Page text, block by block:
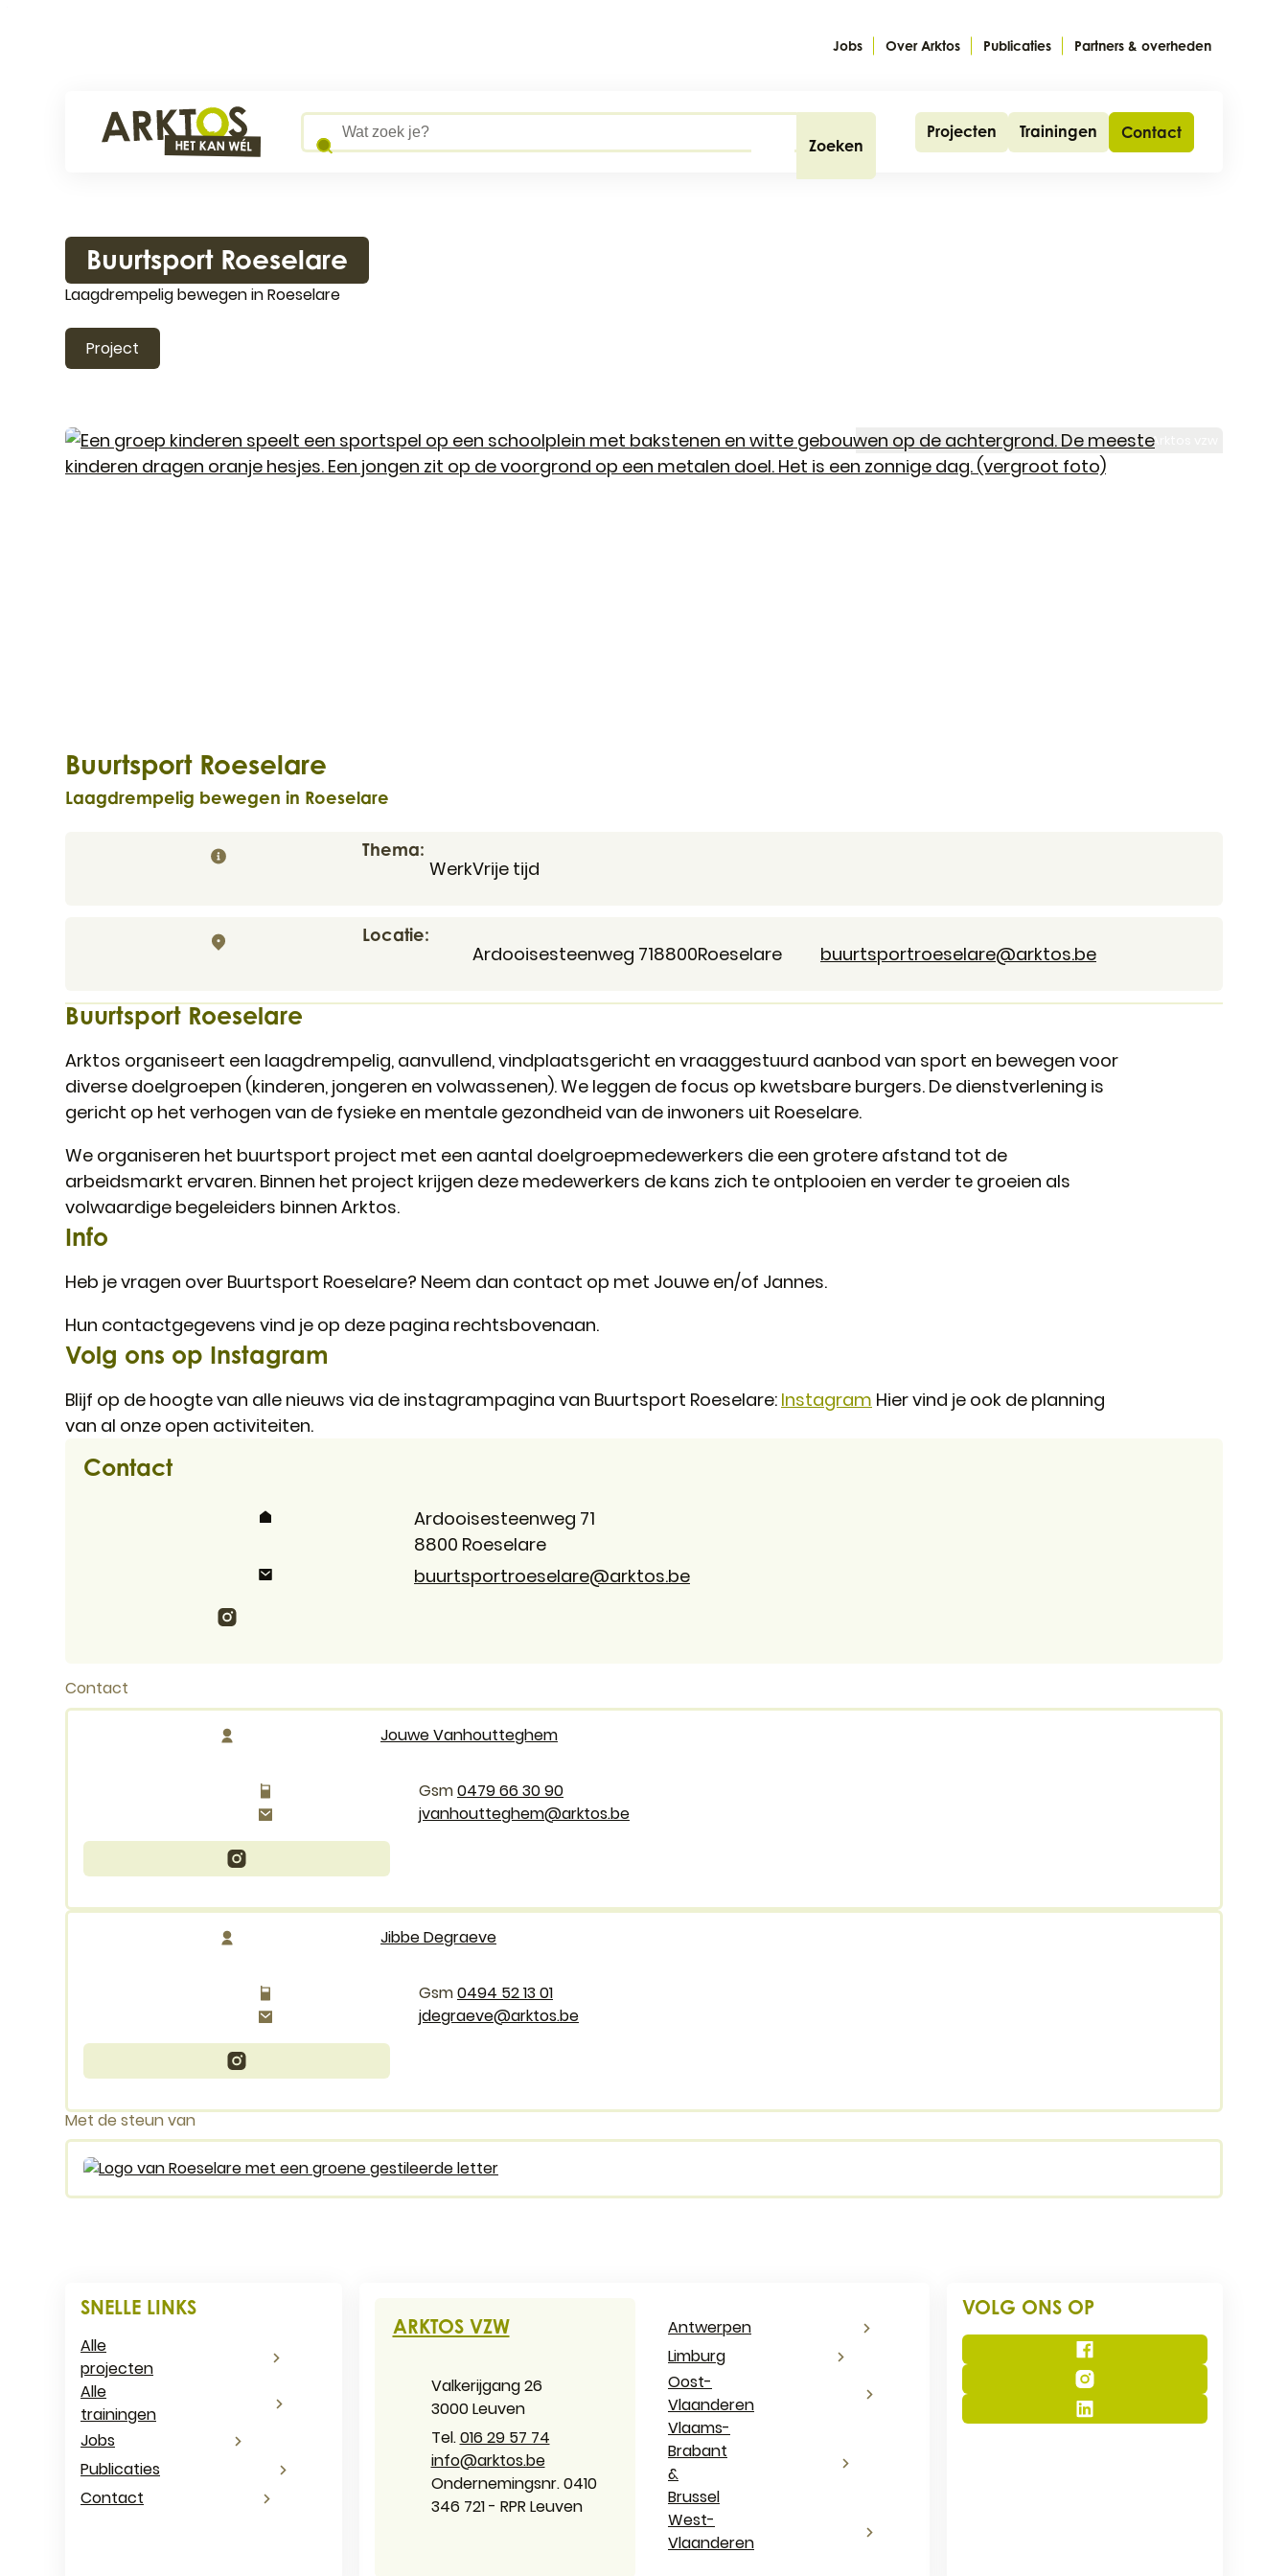
Jobs Over Arktos Publicaties Partners & overheden
Arktos Wat zoek je?
Zoeken
Projecten Trainingen Contact
Buurtsport Roeselare
Laagdrempelig bewegen in Roeselare
Project
Arktos vzw
Buurtsport Roeselare
Laagdrempelig bewegen in Roeselare
Thema
WerkVrije tijd
Locatie
AdresArdooisesteenweg 71,8800Roeselare
E-mail buurtsportroeselare@arktos.be
Buurtsport Roeselare
Arktos organiseert een laagdrempelig, aanvullend, vindplaatsgericht en vraaggestuurd aanbod van sport en bewegen voor
diverse doelgroepen (kinderen, jongeren en volwassenen). We leggen de focus op kwetsbare burgers. De dienstverlening is
gericht op het verhogen van de fysieke en mentale gezondheid van de inwoners uit Roeselare.
We organiseren het buurtsport project met een aantal doelgroepmedewerkers die een grotere afstand tot de
arbeidsmarkt ervaren. Binnen het project krijgen deze medewerkers de kans zich te ontplooien en verder te groeien als
volwaardige begeleiders binnen Arktos.
Info
Heb je vragen over Buurtsport Roeselare? Neem dan contact op met Jouwe en/of Jannes.
Hun contactgegevens vind je op deze pagina rechtsbovenaan.
Volg ons op Instagram
Blijf op de hoogte van alle nieuws via de instagrampagina van Buurtsport Roeselare: Instagram Hier vind je ook de planning
van al onze open activiteiten.
Contact
Ardooisesteenweg 71
,8800 Roeselare
buurtsportroeselare@arktos.be
Contact
Jouwe Vanhoutteghem
0479 66 30 90
jvanhoutteghem@arktos.be
Jouwe Vanhoutteghem
Jibbe Degraeve
0494 52 13 01
jdegraeve@arktos.be
Jibbe Degraeve
Met de steun van
Logo Stad Roeselare
ARKTOS VZW
AdresValkerijgang 26
,3000Leuven
016 29 57 74
E-mailinfo@arktos.be
Ondernemingsnummer
Ondernemingsnr. 0410
346 721 - RPR Leuven
Antwerpen
Limburg
Oost-
Vlaanderen
Vlaams-
Brabant
&
Brussel
West-
Vlaanderen
SNELLE LINKS
Alle
projecten
Alle
trainingen
Jobs
Publicaties
Contact
VOLG ONS OP
Facebook
Instagram
LinkedIn